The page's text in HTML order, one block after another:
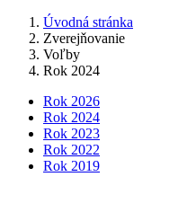
Úvodná stránka
Zverejňovanie
Voľby
Rok 2024
Rok 2026
Rok 2024
Rok 2023
Rok 2022
Rok 2019